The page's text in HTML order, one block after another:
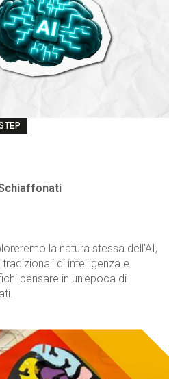
la natura stessa dell'AI,
di intelligenza e
pensare in un'epoca di